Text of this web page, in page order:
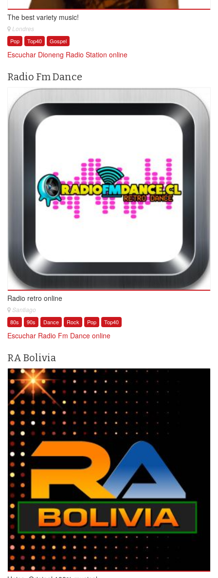
The best variety music!
Londres
Pop Top40 Gospel
Escuchar Dioneng Radio Station online
Radio Fm Dance
Radio retro online
Santiago
80s 90s Dance Rock Pop Top40
Escuchar Radio Fm Dance online
RA Bolivia